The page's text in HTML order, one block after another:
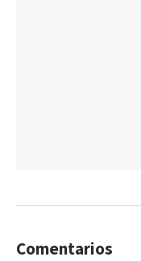
Comentarios